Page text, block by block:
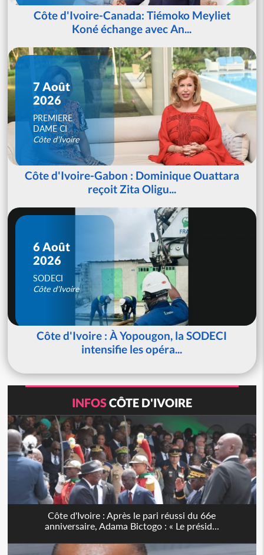
Côte d'Ivoire-Canada: Tiémoko Meyliet
Koné échange avec An...
7 Août
2026
PREMIERE
DAME CI
Côte d'Ivoire
Côte d'Ivoire-Gabon : Dominique Ouattara
reçoit Zita Oligu...
6 Août
2026
SODECI
Côte d'Ivoire
Côte d'Ivoire : À Yopougon, la SODECI
intensifie les opéra...
INFOSCÔTE D'IVOIRE
Côte d'Ivoire : Après le pari réussi du 66e
anniversaire, Adama Bictogo : « Le présid...